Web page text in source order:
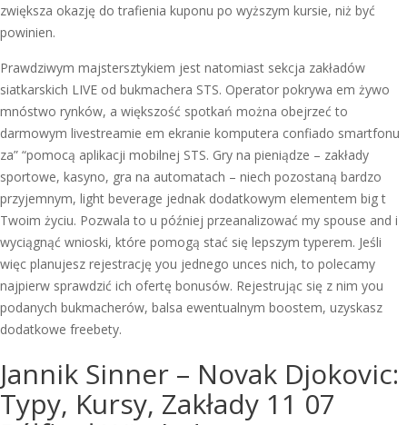
zwiększa okazję do trafienia kuponu po wyższym kursie, niż być
powinien.
Prawdziwym majstersztykiem jest natomiast sekcja zakładów
siatkarskich LIVE od bukmachera STS. Operator pokrywa em żywo
mnóstwo rynków, a większość spotkań można obejrzeć to
darmowym livestreamie em ekranie komputera confiado smartfonu
za” “pomocą aplikacji mobilnej STS. Gry na pieniądze – zakłady
sportowe, kasyno, gra na automatach – niech pozostaną bardzo
przyjemnym, light beverage jednak dodatkowym elementem big t
Twoim życiu. Pozwala to u później przeanalizować my spouse and i
wyciągnąć wnioski, które pomogą stać się lepszym typerem. Jeśli
więc planujesz rejestrację you jednego unces nich, to polecamy
najpierw sprawdzić ich ofertę bonusów. Rejestrując się z nim you
podanych bukmacherów, balsa ewentualnym boostem, uzyskasz
dodatkowe freebety.
Jannik Sinner – Novak Djokovic:
Typy, Kursy, Zakłady 11 07